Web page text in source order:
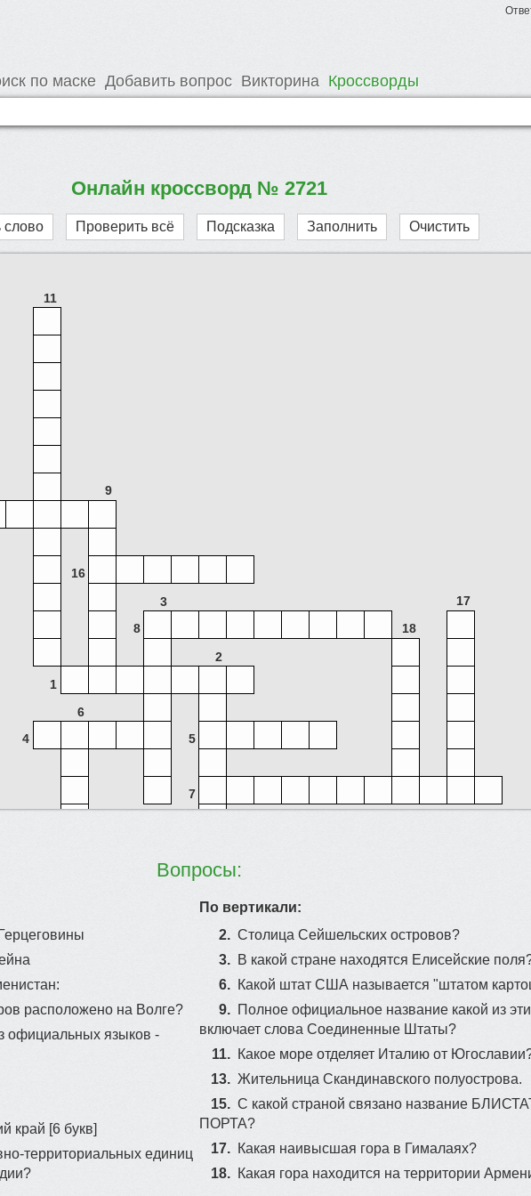
по маске Добавить вопрос Викторина Кроссворды
Онлайн кроссворд № 2721
слово Проверить всё Подсказка Заполнить Очистить
11
9
16
3
17
8
18
2
1
6
4
5
7
Вопросы:
расположено на Волге?
официальных языков -
край [6 букв]
территориальных единиц
По вертикали:
2. Столица Сейшельских островов?
3. В какой стране находятся Елисейские
6. Какой штат США называется "штатом
9. Полное официальное название какой из
включает слова Соединенные Штаты?
11. Какое море отделяет Италию от
13. Жительница Скандинавского полуострова.
15. С какой страной связано название
ПОРТА?
17. Какая наивысшая гора в Гималаях?
18. Какая гора находится на территории